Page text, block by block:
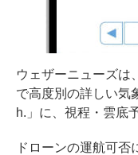
ウェザーニューズは
で高度別の詳しい気
h.」に、視程・雲底
ドローンの運航可